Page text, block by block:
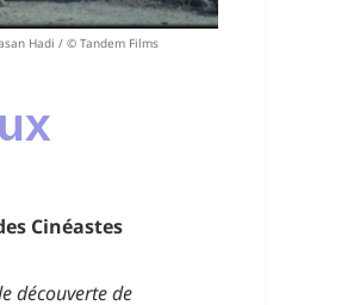
Hadi / © Tandem Films
Cinéastes
découverte de